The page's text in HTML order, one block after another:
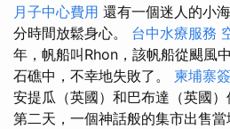
月子中心費用 還有一個迷人的小
分時間放鬆身心。 台中水療服務
年，帆船叫Rhon，該帆船從颶風
石礁中，不幸地失敗了。 柬埔寨
安提瓜（英國）和巴布達（英國）
第二天，一個神話般的集市出售